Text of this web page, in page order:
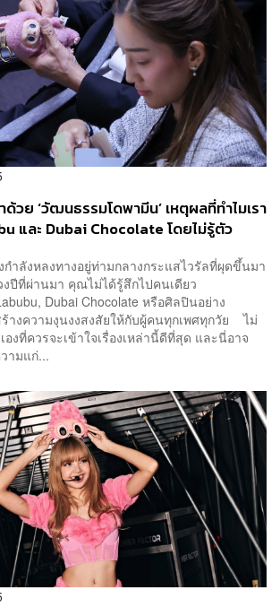
ด้วย ‘วัฒนธรรมโดพามีน’ เหตุผลที่ทำไมเรา
และ Dubai Chocolate โดยไม่รู้ตัว
ำลังหลงทางอยู่ท่ามกลางกระแสไวรัลที่ผุดขึ้นมา
งปีที่ผ่านมา คุณไม่ได้รู้สึกไปคนเดียว
Dubai Chocolate หรือศิลปินอย่าง
ร้างความงุนงงสงสัยให้กับผู้คนทุกเพศทุกวัย ไม่
งที่ควรจะเข้าใจเรื่องเหล่านี้ดีที่สุด และนี่อาจ
ามแก่...